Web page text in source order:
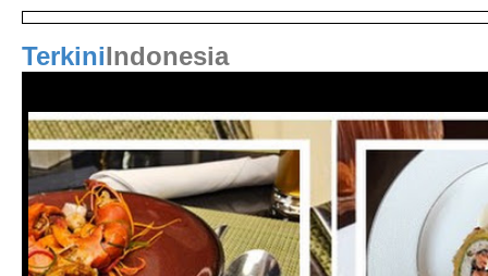
TerkiniIndonesia